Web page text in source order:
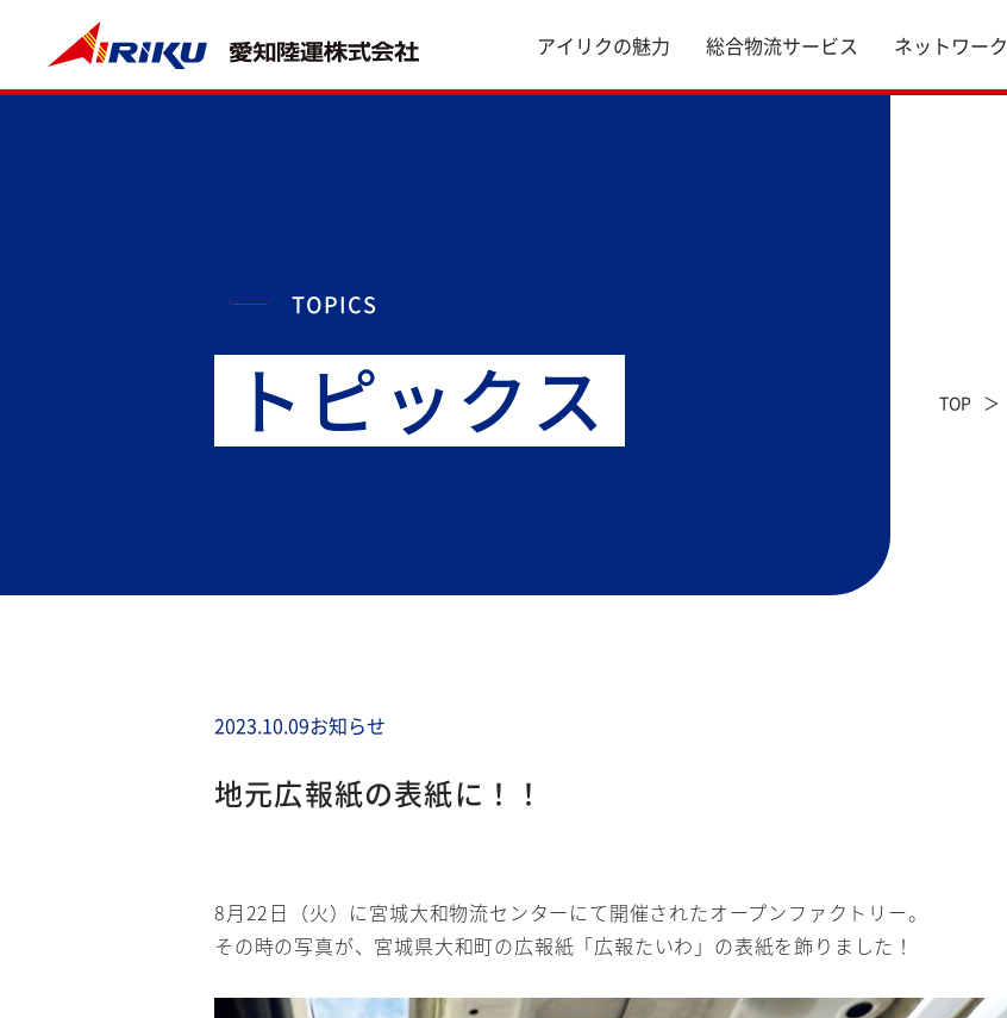
TOPICS
トピックス TOP
2023.10.09お知らせ
地元広報紙の表紙に！！
8月22日（火）に宮城大和物流センターにて開催されたオープンファクトリー。
その時の写真が、宮城県大和町の広報紙「広報たいわ」の表紙を飾りました！
アイリクの魅力 総合物流サービス ネットワーク